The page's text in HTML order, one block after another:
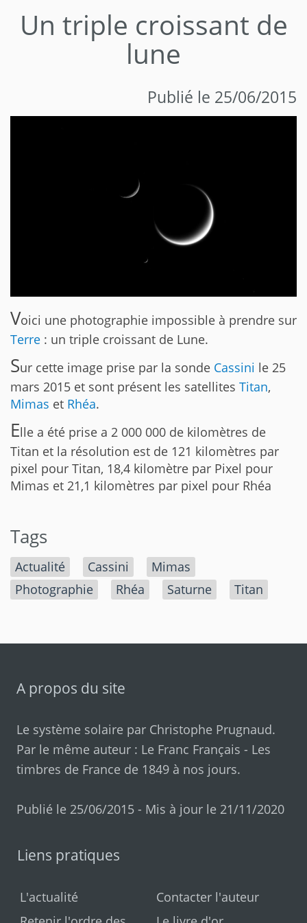
Un triple croissant de
lune
Publié le 25/06/2015
Voici une photographie impossible à prendre sur
Terre : un triple croissant de Lune.
Sur cette image prise par la sonde Cassini le 25
mars 2015 et sont présent les satellites Titan,
Mimas et Rhéa.
Elle a été prise a 2 000 000 de kilomètres de
Titan et la résolution est de 121 kilomètres par
pixel pour Titan, 18,4 kilomètre par Pixel pour
Mimas et 21,1 kilomètres par pixel pour Rhéa
Tags
Actualité Cassini
Mimas
Photographie
Rhéa Saturne Titan
A propos du site
Le système solaire par Christophe Prugnaud.
Par le même auteur : Le Franc Français - Les
timbres de France de 1849 à nos jours.
Publié le 25/06/2015 - Mis à jour le 21/11/2020
Liens pratiques
L'actualité
Contacter l'auteur